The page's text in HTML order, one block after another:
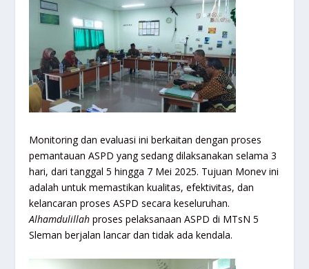
Monitoring dan evaluasi ini berkaitan dengan proses
pemantauan ASPD yang sedang dilaksanakan selama 3
hari, dari tanggal 5 hingga 7 Mei 2025. Tujuan Monev ini
adalah untuk memastikan kualitas, efektivitas, dan
kelancaran proses ASPD secara keseluruhan.
Alhamdulillahproses pelaksanaan ASPD di MTsN 5
Sleman berjalan lancar dan tidak ada kendala.